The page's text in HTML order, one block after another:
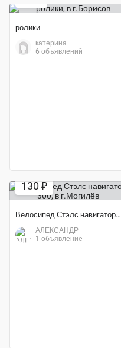
ролики
катерина
6 объявлений
130 ₽
Велосипед Стэлс навигатор 300
АЛЕКСАНДР
1 объявление